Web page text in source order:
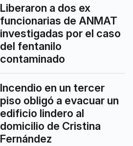
Liberaron a dos ex
funcionarias de ANMAT
investigadas por el caso
del fentanilo
contaminado
Incendio en un tercer
piso obligó a evacuar un
edificio lindero al
domicilio de Cristina
Fernández